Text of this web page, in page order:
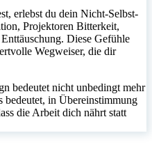
erlebst du dein Nicht-Selbst-
Projektoren Bitterkeit,
Diese Gefühle
Wegweiser, die dir
bedeutet nicht unbedingt mehr
in Übereinstimmung
die Arbeit dich nährt statt